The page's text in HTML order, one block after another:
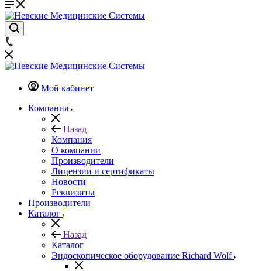
Мой кабинет
Компания
Назад
Компания
О компании
Производители
Лицензии и сертификаты
Новости
Реквизиты
Производители
Каталог
Назад
Каталог
Эндоскопическое оборудование Richard Wolf